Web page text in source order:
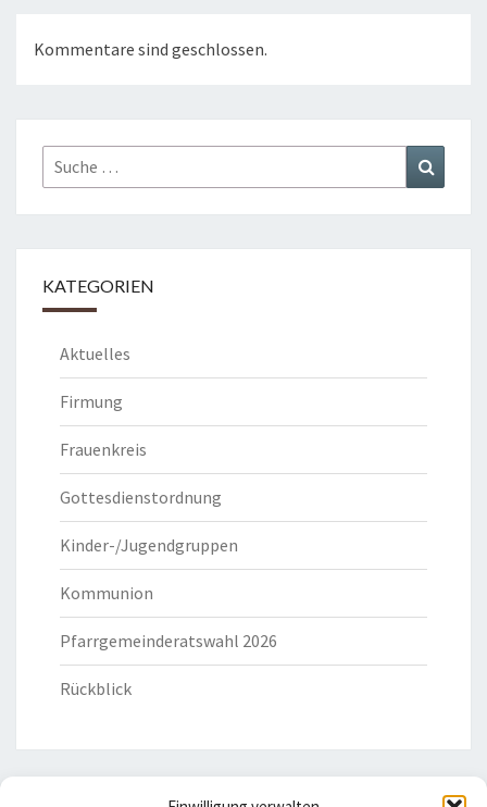
Kommentare sind geschlossen.
Suche
nach:
KATEGORIEN
Aktuelles
Firmung
Frauenkreis
Gottesdienstordnung
Kinder-/Jugendgruppen
Kommunion
Pfarrgemeinderatswahl 2026
Rückblick